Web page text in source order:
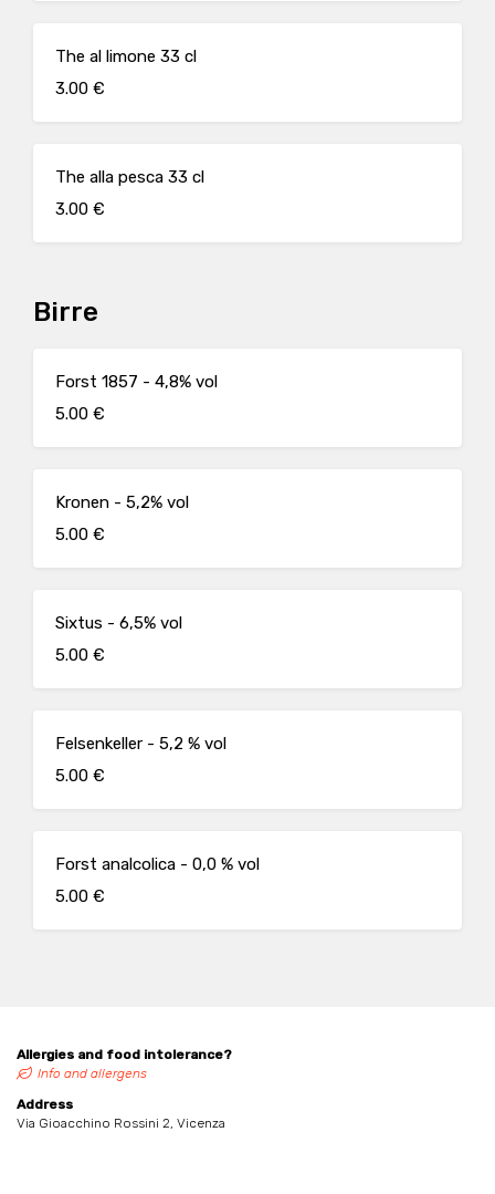
The al limone 33 cl
3.00 €
The alla pesca 33 cl
3.00 €
Birre
Forst 1857 - 4,8% vol
5.00 €
Kronen - 5,2% vol
5.00 €
Sixtus - 6,5% vol
5.00 €
Felsenkeller - 5,2 % vol
5.00 €
Forst analcolica - 0,0 % vol
5.00 €
Allergies and food intolerance?
Info and allergens
Address
Via Gioacchino Rossini 2, Vicenza